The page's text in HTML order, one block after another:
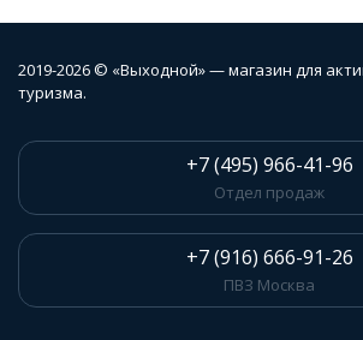
2019-2026 © «Выходной» — магазин для
туризма.
+7 (495) 966-41-96
Отдел продаж
+7 (916) 666-91-26
ПВЗ Москва